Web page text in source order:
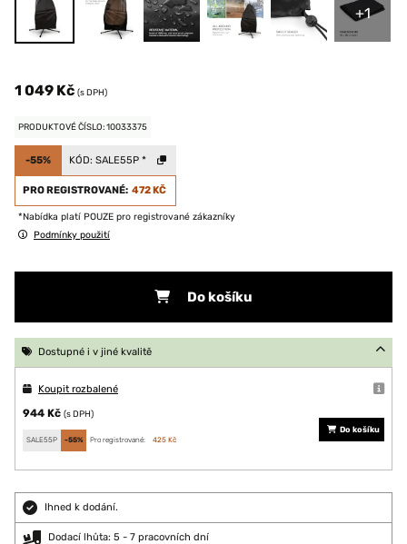
+1
1 049 Kč (s DPH)
PRODUKTOVÉ ČÍSLO: 10033375
-55% KÓD: SALE55P *
PRO REGISTROVANÉ: 472 KČ
*Nabídka platí POUZE pro registrované zákazníky
Podmínky použití
Do košíku
Dostupné i v jiné kvalitě
Koupit rozbalené
944 Kč (s DPH)
SALE55P -55% Pro registrované: 425 Kč
Do košíku
Ihned k dodání.
Dodací lhůta: 5 - 7 pracovních dní